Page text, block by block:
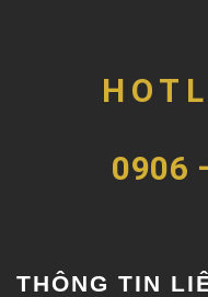
0906
THÔNG TIN